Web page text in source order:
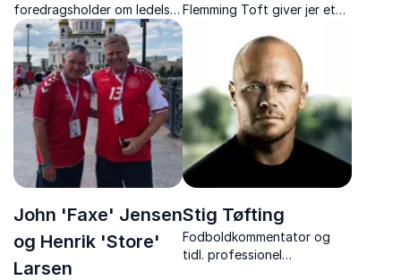
foredragsholder om ledelse,
kultur og præstation,
inspirerer med ærlige
erfaringer og vejen til
resultater gennem stærke
relationer.
Flemming Toft giver jer et
journalistik og kultur.
John 'Faxe' Jensen
og Henrik 'Store'
Larsen
Stig Tøfting
Fodboldkommentator og
tidl. professionel